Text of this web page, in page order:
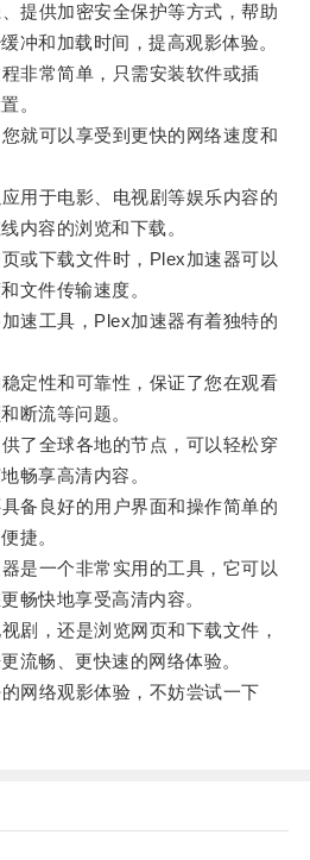
供加密安全保护等方式，帮助
冲和加载时间，提高观影体验。
常简单，只需安装软件或插
。
可以享受到更快的网络速度和
于电影、电视剧等娱乐内容的
内容的浏览和下载。
下载文件时，Plex加速器可以
文件传输速度。
工具，Plex加速器有着独特的
性和可靠性，保证了您在观看
断流等问题。
全球各地的节点，可以轻松穿
畅享高清内容。
良好的用户界面和操作简单的
捷。
一个非常实用的工具，它可以
畅快地享受高清内容。
，还是浏览网页和下载文件，
流畅、更快速的网络体验。
络观影体验，不妨尝试一下